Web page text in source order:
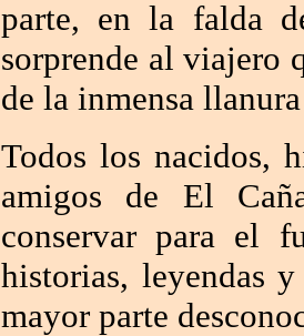
parte, en la falda
sorprende al viajero
de la inmensa
Todos los nacidos,
amigos de El
conservar para el
historias, leyendas
mayor parte